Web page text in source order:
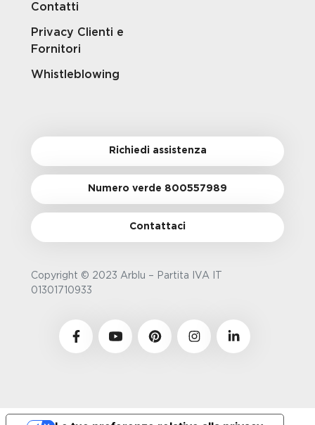
Contatti
Privacy Clienti e
Fornitori
Whistleblowing
Richiedi assistenza
Numero verde 800557989
Contattaci
Copyright © 2023 Arblu – Partita IVA IT
01301710933